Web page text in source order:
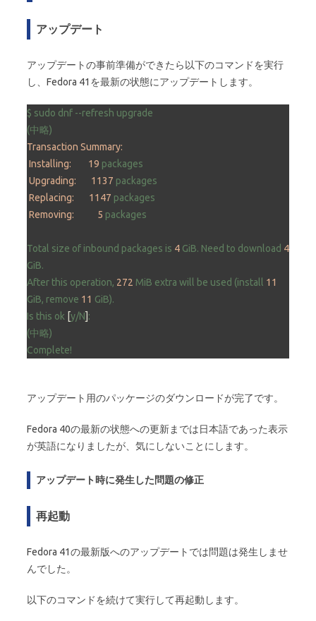
アップデート
アップデートの事前準備ができたら以下のコマンドを実行
し、Fedora 41を最新の状態にアップデートします。
$ sudo dnf --refresh upgrade
(中略)
Transaction Summary:
Installing:
19 packages
Upgrading:
1137 packages
Replacing:
1147 packages
Removing:
5 packages
Total size of inbound packages is 4 GiB. Need to download 4
GiB.
After this operation, 272 MiB extra will be used (install 11
GiB, remove 11 GiB).
Is this ok [y/N] :
(中略)
Complete!
アップデート用のパッケージのダウンロードが完了です。
Fedora 40の最新の状態への更新までは日本語であった表示
が英語になりましたが、気にしないことにします。
アップデート時に発生した問題の修正
再起動
Fedora 41の最新版へのアップデートでは問題は発生しませ
んでした。
以下のコマンドを続けて実行して再起動します。